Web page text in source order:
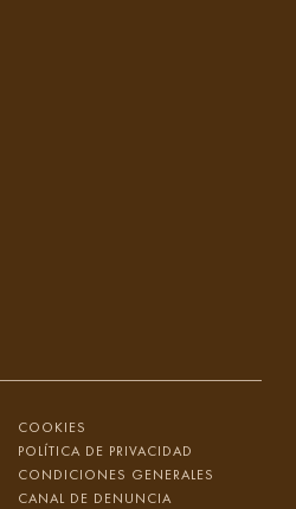
COOKIES
POLÍTICA DE PRIVACIDAD
CONDICIONES GENERALES
CANAL DE DENUNCIA